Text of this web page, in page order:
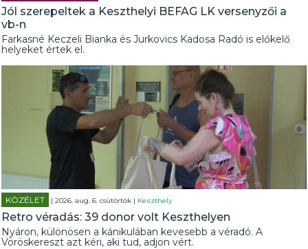
Jól szerepeltek a Keszthelyi BEFAG LK versenyzői a
vb-n
Farkasné Keczeli Bianka és Jurkovics Kadosa Radó is előkelő
helyeket értek el.
KÖZÉLET | 2026. aug. 6. csütörtök | Keszthely
Retro véradás: 39 donor volt Keszthelyen
Nyáron, különösen a kánikulában kevesebb a véradó. A
Vöröskereszt azt kéri, aki tud, adjon vért.